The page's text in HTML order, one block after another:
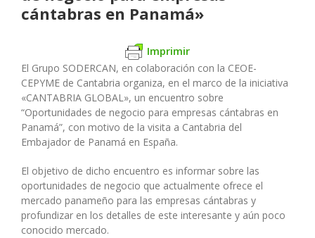
cántabras en Panamá»
Imprimir
El Grupo SODERCAN, en colaboración con la CEOE-
CEPYME de Cantabria organiza, en el marco de la iniciativa
«CANTABRIA GLOBAL», un encuentro sobre
“Oportunidades de negocio para empresas cántabras en
Panamá”, con motivo de la visita a Cantabria del
Embajador de Panamá en España.
El objetivo de dicho encuentro es informar sobre las
oportunidades de negocio que actualmente ofrece el
mercado panameño para las empresas cántabras y
profundizar en los detalles de este interesante y aún poco
conocido mercado.